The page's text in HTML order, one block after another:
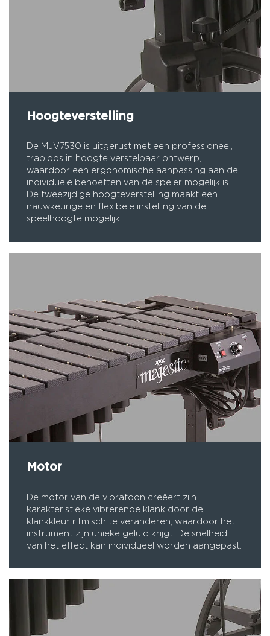
Hoogteverstelling
De MJV7530 is uitgerust met een professioneel,
traploos in hoogte verstelbaar ontwerp,
waardoor een ergonomische aanpassing aan de
individuele behoeften van de speler mogelijk is.
De tweezijdige hoogteverstelling maakt een
nauwkeurige en flexibele instelling van de
speelhoogte mogelijk.
Motor
De motor van de vibrafoon creëert zijn
karakteristieke vibrerende klank door de
klankkleur ritmisch te veranderen, waardoor het
instrument zijn unieke geluid krijgt. De snelheid
van het effect kan individueel worden aangepast.